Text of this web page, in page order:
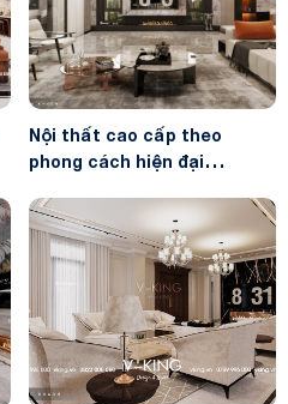
Nội thất cao cấp theo
phong cách hiện đại